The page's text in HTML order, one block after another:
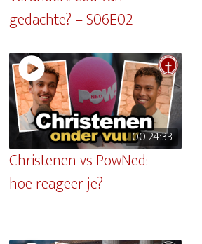
gedachte? – S06E02
00:24:33
Christenen vs PowNed:
hoe reageer je?